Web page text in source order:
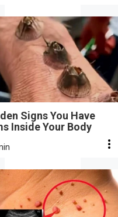
Signs You Have
Inside Your Body